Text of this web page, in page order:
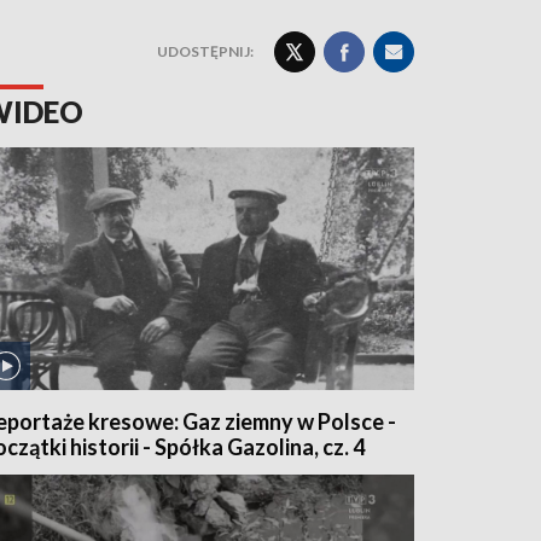
UDOSTĘPNIJ:
kresowe: Gaz ziemny w Polsce -
historii - Spółka Gazolina, cz. 4